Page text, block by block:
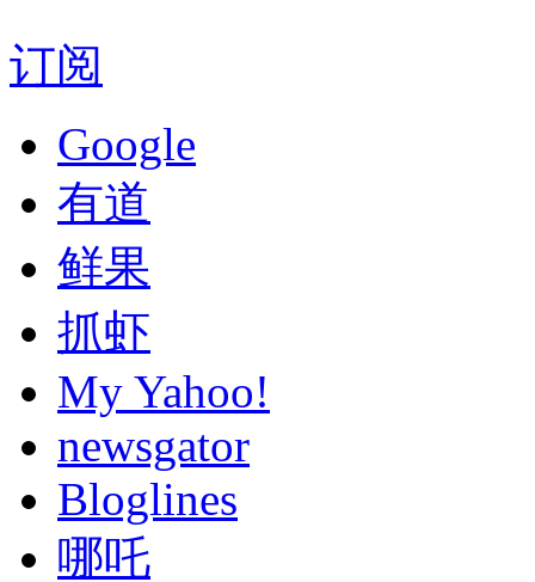
订阅
Google
有道
鲜果
抓虾
My Yahoo!
newsgator
Bloglines
哪吒